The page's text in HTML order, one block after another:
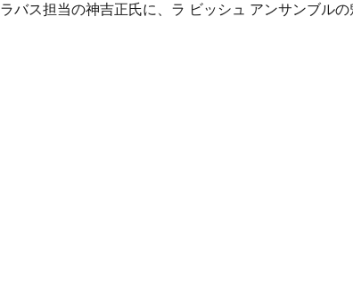
バス担当の神吉正氏に、ラ ビッシュ アンサンブルの